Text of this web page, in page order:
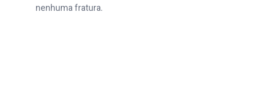
nenhuma fratura.